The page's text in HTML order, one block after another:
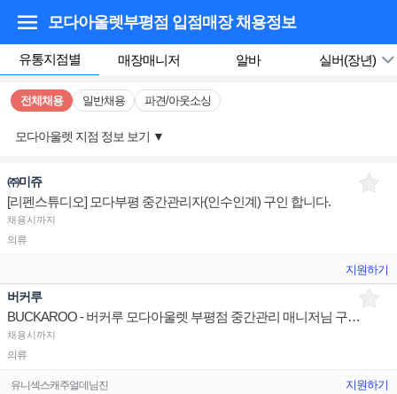
모다아울렛부평점 입점매장채용정보
유통지점별 매장매니저 알바 실버(장년)
전체채용 일반채용 파견/아웃소싱
모다아울렛 지점 정보 보기 ▼
㈜미쥬
[리펜스튜디오] 모다부평 중간관리자(인수인계) 구인 합니다.
채용시까지
의류
지원하기
버커루
BUCKAROO - 버커루 모다아울렛 부평점 중간관리 매니저님 구인합니다
채용시까지
의류
유니섹스캐주얼데님진 지원하기